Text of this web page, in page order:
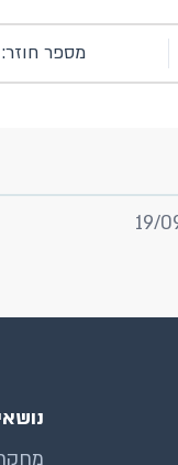
מספר חוזר: 2210